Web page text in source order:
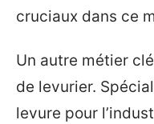
cruciaux dans ce
Un autre métier
de levurier.
levure pour